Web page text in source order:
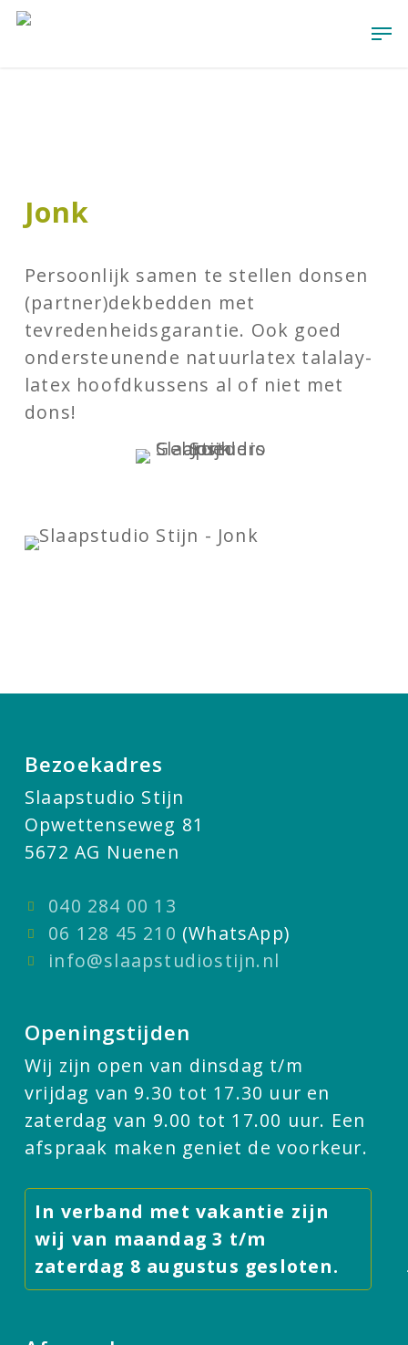
Skip
Jonk
Persoonlijk samen te stellen donsen
(partner)dekbedden met
tevredenheidsgarantie. Ook goed
ondersteunende natuurlatex talalay-
latex hoofdkussens al of niet met
dons!
Bezoekadres
Slaapstudio Stijn
Opwettenseweg 81
5672 AG Nuenen
040 284 00 13
06 128 45 210 (WhatsApp)
info@slaapstudiostijn.nl
Openingstijden
Wij zijn open van dinsdag t/m
vrijdag van 9.30 tot 17.30 uur en
zaterdag van 9.00 tot 17.00 uur. Een
afspraak maken geniet de voorkeur.
In verband met vakantie zijn
wij van maandag 3 t/m
zaterdag 8 augustus gesloten.